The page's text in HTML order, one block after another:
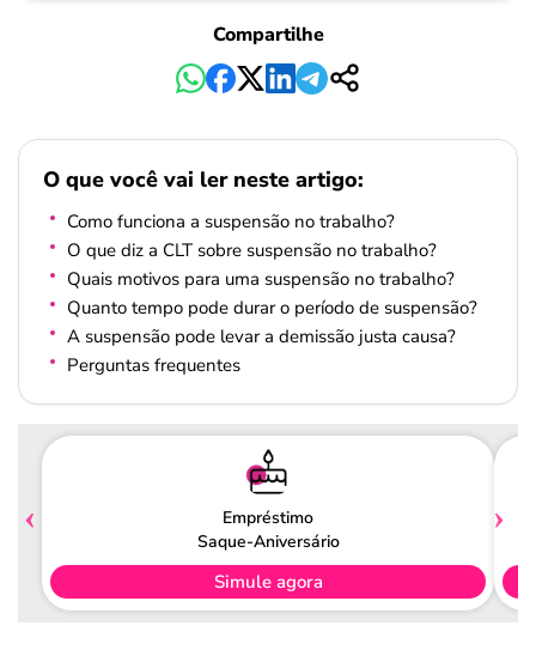
Compartilhe
O que você vai ler neste artigo:
Como funciona a suspensão no trabalho?
O que diz a CLT sobre suspensão no trabalho?
Quais motivos para uma suspensão no trabalho?
Quanto tempo pode durar o período de suspensão?
A suspensão pode levar a demissão justa causa?
Perguntas frequentes
Empréstimo
Saque-Aniversário
Simule agora